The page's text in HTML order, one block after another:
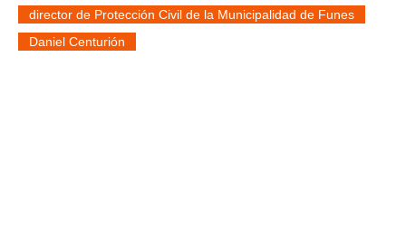
director de Protección Civil de la Municipalidad de Funes
Daniel Centurión